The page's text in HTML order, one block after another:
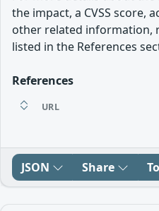
the impact, a CVSS score,
other related information,
listed in the References
References
URL
JSON Share